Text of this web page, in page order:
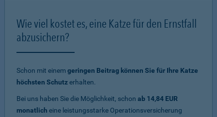
Wie viel kostet es, eine Katze für den Ernstfall
abzusichern?
Schon mit einemgeringen Beitrag können Sie für Ihre Katze
höchsten Schutzerhalten.
Bei uns haben Sie die Möglichkeit, schon ab 14,84 EUR
monatlich eine leistungsstarke Operationsversicherung